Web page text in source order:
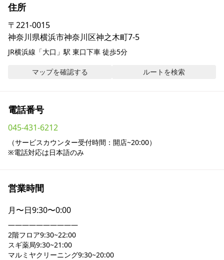
Contact us in English
住所
〒221-0015
神奈川県横浜市神奈川区神之木町7-5
JR横浜線「大口」駅 東口下車 徒歩5分
マップを確認する ルートを検索
電話番号
045-431-6212
（サービスカウンター受付時間：開店~20:00）
※電話対応は日本語のみ
営業時間
月〜日9:30〜0:00
――――――――――
2階フロア9:30~22:00
スギ薬局9:30~21:00
マルミヤクリーニング9:30~20:00